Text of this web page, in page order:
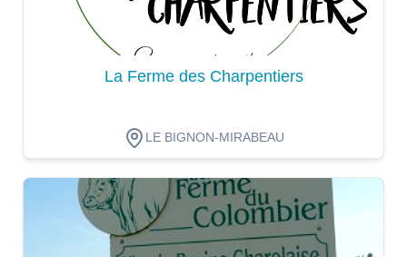
La Ferme des Charpentiers
LE BIGNON-MIRABEAU
Dégustation